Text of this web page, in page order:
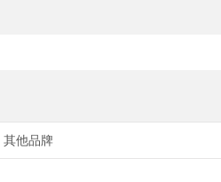
其他品牌